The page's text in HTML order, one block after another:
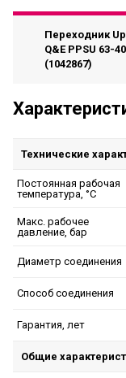
Переходник
Q&E PPSU 63-40
(1042867)
Технические
Постоянная рабочая
температура, °C
Макс. рабочее
давление, бар
Диаметр соединения
Способ соединения
Гарантия, лет
Общие